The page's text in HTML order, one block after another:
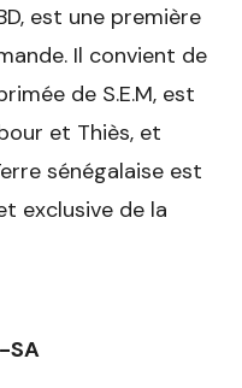
est une première
Il convient de
de S.E.M, est
et Thiès, et
sénégalaise est
exclusive de la
SA